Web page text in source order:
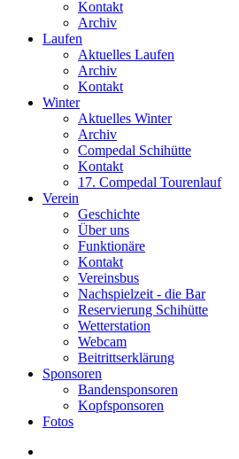
Kontakt
Archiv
Laufen
Aktuelles Laufen
Archiv
Kontakt
Winter
Aktuelles Winter
Archiv
Compedal Schihütte
Kontakt
17. Compedal Tourenlauf
Verein
Geschichte
Über uns
Funktionäre
Kontakt
Vereinsbus
Nachspielzeit - die Bar
Reservierung Schihütte
Wetterstation
Webcam
Beitrittserklärung
Sponsoren
Bandensponsoren
Kopfsponsoren
Fotos